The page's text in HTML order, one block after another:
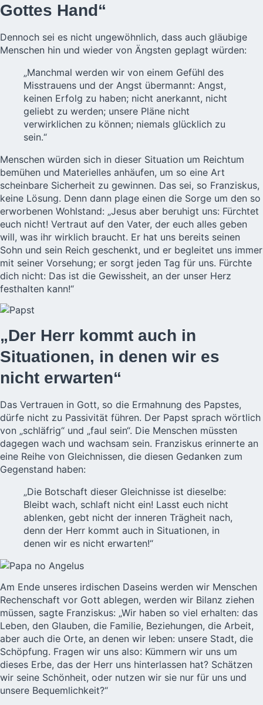
Gottes Hand“
Dennoch sei es nicht ungewöhnlich, dass auch gläubige
Menschen hin und wieder von Ängsten geplagt würden:
„Manchmal werden wir von einem Gefühl des
Misstrauens und der Angst übermannt: Angst,
keinen Erfolg zu haben; nicht anerkannt, nicht
geliebt zu werden; unsere Pläne nicht
verwirklichen zu können; niemals glücklich zu
sein.“
Menschen würden sich in dieser Situation um Reichtum
bemühen und Materielles anhäufen, um so eine Art
scheinbare Sicherheit zu gewinnen. Das sei, so Franziskus,
keine Lösung. Denn dann plage einen die Sorge um den so
erworbenen Wohlstand: „Jesus aber beruhigt uns: Fürchtet
euch nicht! Vertraut auf den Vater, der euch alles geben
will, was ihr wirklich braucht. Er hat uns bereits seinen
Sohn und sein Reich geschenkt, und er begleitet uns immer
mit seiner Vorsehung; er sorgt jeden Tag für uns. Fürchte
dich nicht: Das ist die Gewissheit, an der unser Herz
festhalten kann!“
„Der Herr kommt auch in
Situationen, in denen wir es
nicht erwarten“
Das Vertrauen in Gott, so die Ermahnung des Papstes,
dürfe nicht zu Passivität führen. Der Papst sprach wörtlich
von „schläfrig“ und „faul sein“. Die Menschen müssten
dagegen wach und wachsam sein. Franziskus erinnerte an
eine Reihe von Gleichnissen, die diesen Gedanken zum
Gegenstand haben:
„Die Botschaft dieser Gleichnisse ist dieselbe:
Bleibt wach, schlaft nicht ein! Lasst euch nicht
ablenken, gebt nicht der inneren Trägheit nach,
denn der Herr kommt auch in Situationen, in
denen wir es nicht erwarten!“
Am Ende unseres irdischen Daseins werden wir Menschen
Rechenschaft vor Gott ablegen, werden wir Bilanz ziehen
müssen, sagte Franziskus: „Wir haben so viel erhalten: das
Leben, den Glauben, die Familie, Beziehungen, die Arbeit,
aber auch die Orte, an denen wir leben: unsere Stadt, die
Schöpfung. Fragen wir uns also: Kümmern wir uns um
dieses Erbe, das der Herr uns hinterlassen hat? Schätzen
wir seine Schönheit, oder nutzen wir sie nur für uns und
unsere Bequemlichkeit?“